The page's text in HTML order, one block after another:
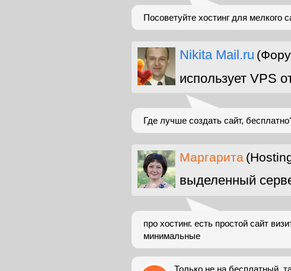
Посоветуйте хостинг для мелкого
Nikita Mail.ru
использует VPS
Где лучше создать сайт,
Маргарита
выделенный
про хостинг. есть простой сайт
минимальные
Только не на бесплатный,